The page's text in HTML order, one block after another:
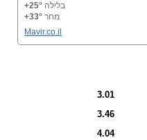
בלילה +25°
מחר +33°
Mavir.co.il
3.01
3.46
4.04